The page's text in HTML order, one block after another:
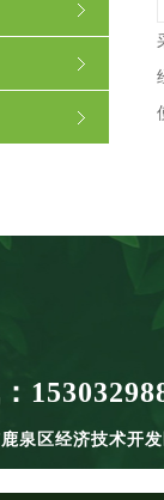
泉区经济技术开